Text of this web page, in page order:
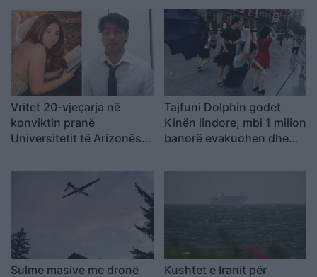
Vritet 20-vjeçarja në
konviktin pranë
Universitetit të Arizonës, i
teksa përpiqej të largohej
drejt Indisë
Tajfuni Dolphin godet
Kinën lindore, mbi 1 milion
banorë evakuohen dhe
Sulme masive me dronë Kushtet e Iranit për